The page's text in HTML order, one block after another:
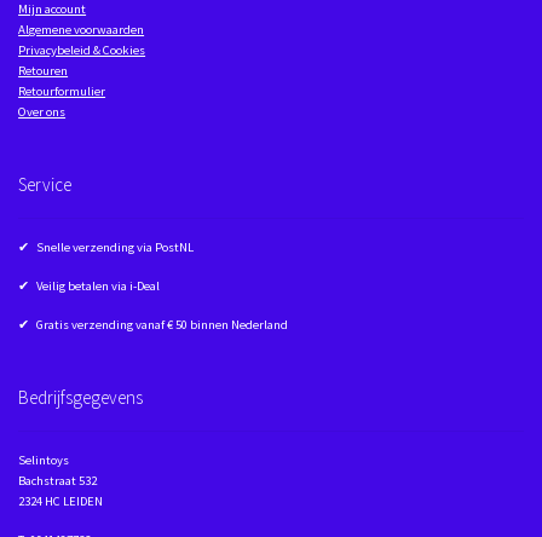
Mijn account
Algemene voorwaarden
Privacybeleid & Cookies
Retouren
Retourformulier
Over ons
Service
✔ Snelle verzending via PostNL
✔ Veilig betalen via i-Deal
✔ Gratis verzending vanaf € 50 binnen Nederland
Bedrijfsgegevens
Selintoys
Bachstraat 532
2324 HC LEIDEN